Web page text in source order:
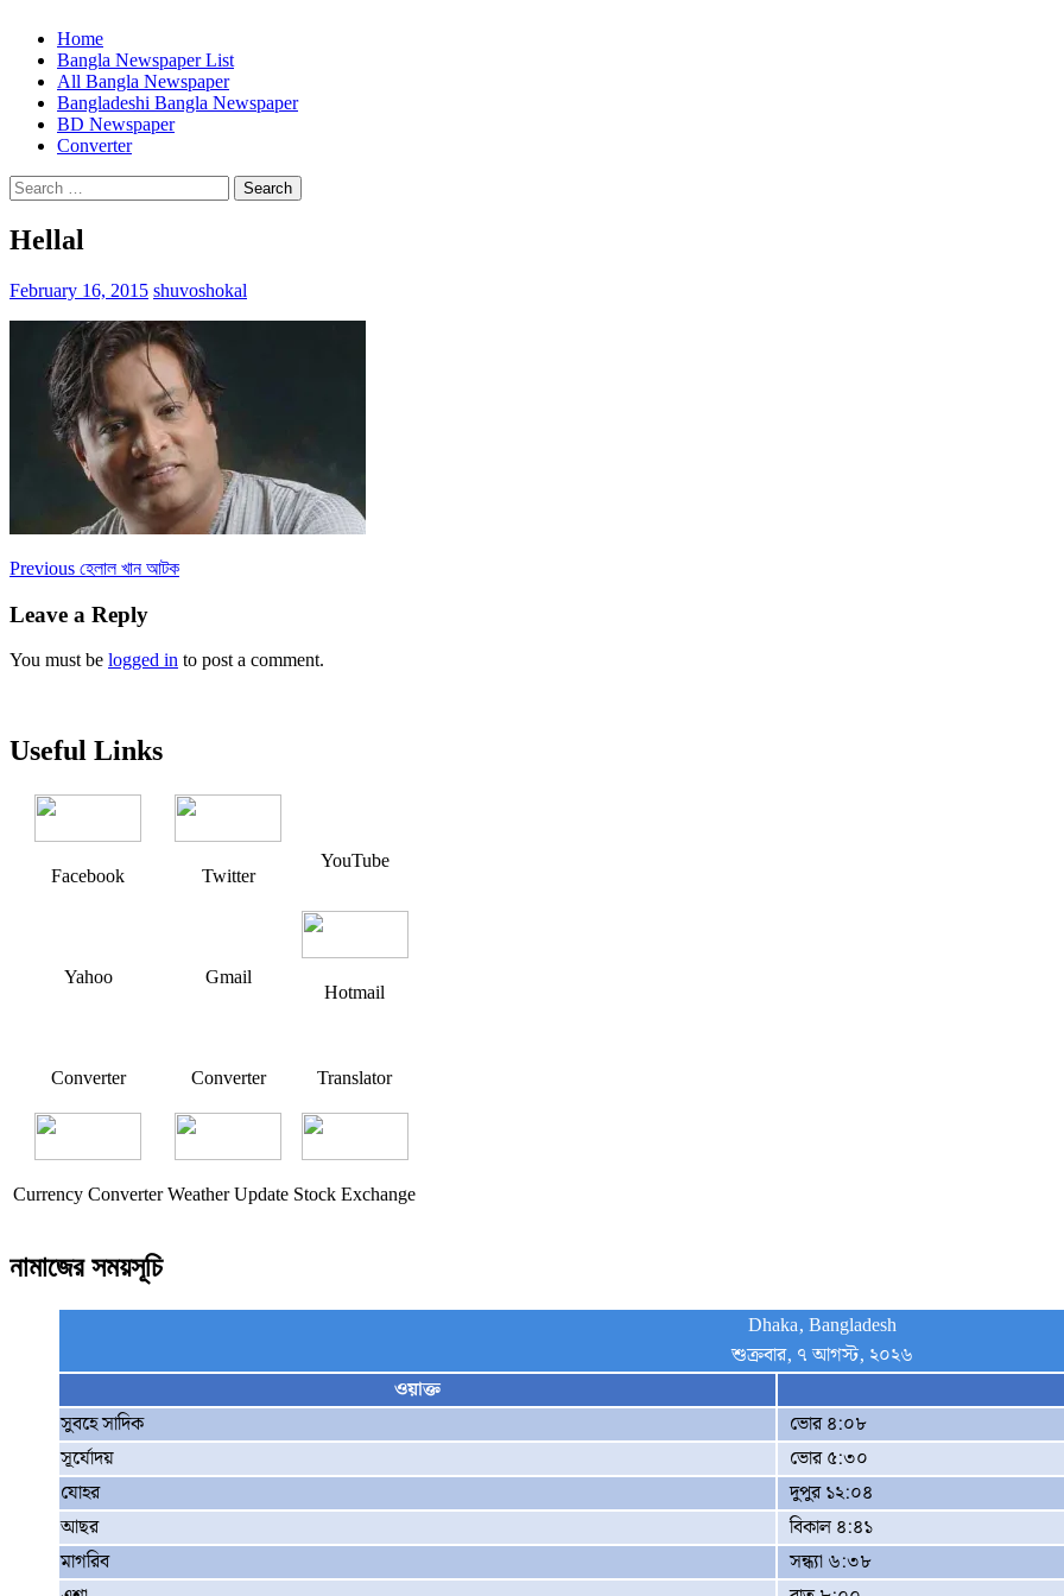
Home
Bangla Newspaper List
All Bangla Newspaper
Bangladeshi Bangla Newspaper
BD Newspaper
Converter
Search
for:
Hellal
February 16, 2015 shuvoshokal
Post
navigation
Previous Previous
হেলাল খান আটক
Leave a Reply
You must be logged in to post a comment.
Useful Links
Facebook Twitter
YouTube
Yahoo Gmail
Hotmail
Converter Converter Translator
Currency Converter Weather Update Stock Exchange
নামাজের সময়সূচি
Dhaka, Bangladesh
শুক্রবার, ৭ আগস্ট, ২০২৬
ওয়াক্ত
সুবহে সাদিক
ভোর ৪:০৮
সূর্যোদয়
ভোর ৫:৩০
যোহর
দুপুর ১২:০৪
আছর
বিকাল ৪:৪১
মাগরিব
সন্ধ্যা ৬:৩৮